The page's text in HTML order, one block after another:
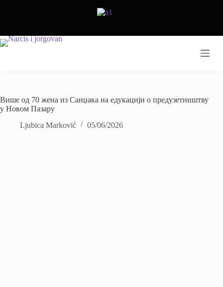
Више од 70 жена из Санџака на едукацији о предузетништву
у Новом Пазару
Ljubica Marković
05/06/2026